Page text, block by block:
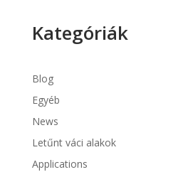
Kategóriák
Blog
Egyéb
News
Letűnt váci alakok
Applications